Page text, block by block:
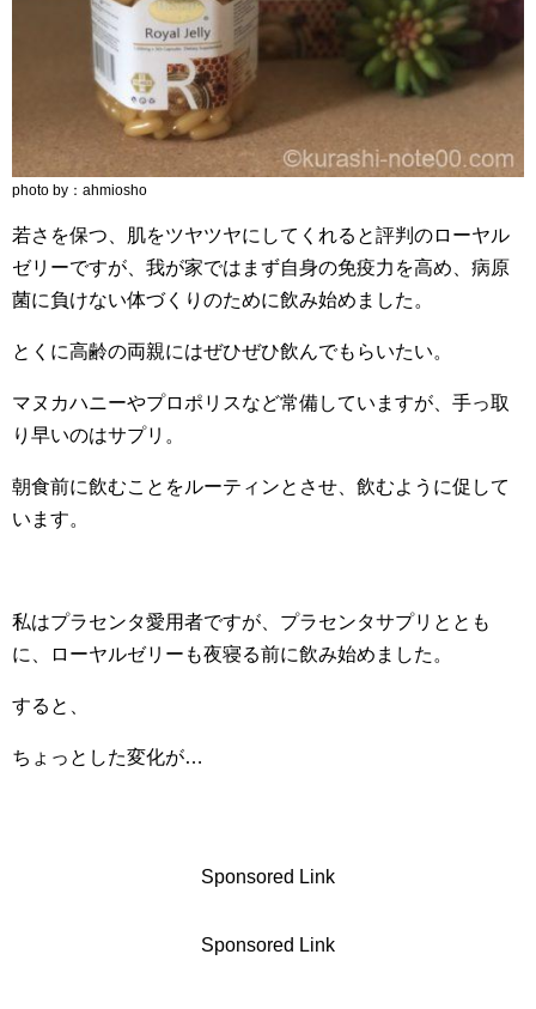
photo by：ahmiosho
若さを保つ、肌をツヤツヤにしてくれると評判のローヤル
ゼリーですが、我が家ではまず自身の免疫力を高め、病原
菌に負けない体づくりのために飲み始めました。
とくに高齢の両親にはぜひぜひ飲んでもらいたい。
マヌカハニーやプロポリスなど常備していますが、手っ取
り早いのはサプリ。
朝食前に飲むことをルーティンとさせ、飲むように促して
います。
私はプラセンタ愛用者ですが、プラセンタサプリととも
に、ローヤルゼリーも夜寝る前に飲み始めました。
すると、
ちょっとした変化が…
Sponsored Link
Sponsored Link